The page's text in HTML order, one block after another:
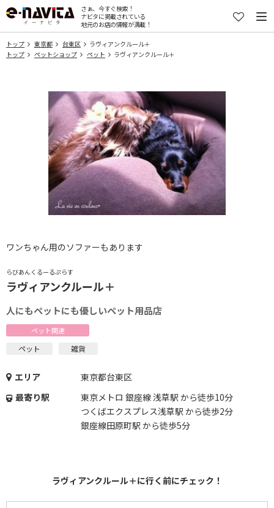
さぁ、今すぐ検索！
ナビタに掲載されている
地元のお店の情報が満載！
トップ 東京都 台東区
ラヴィアンクルール＋
トップ
ペットショップ ペット ラヴィアンクルール＋
らびあんくるーるぷらす
ラヴィアンクルール＋
人にもペットにも優しいペット用品店
ペット関連
ペット 雑貨
エリア
東京都台東区
最寄り駅
東京メトロ 銀座線 浅草駅 から徒歩10分
つくばエクスプレス浅草駅 から徒歩2分
銀座線田原町駅 から徒歩5分
ラヴィアンクルール＋に行く前にチェック！
ワンちゃん用のソファーもあります